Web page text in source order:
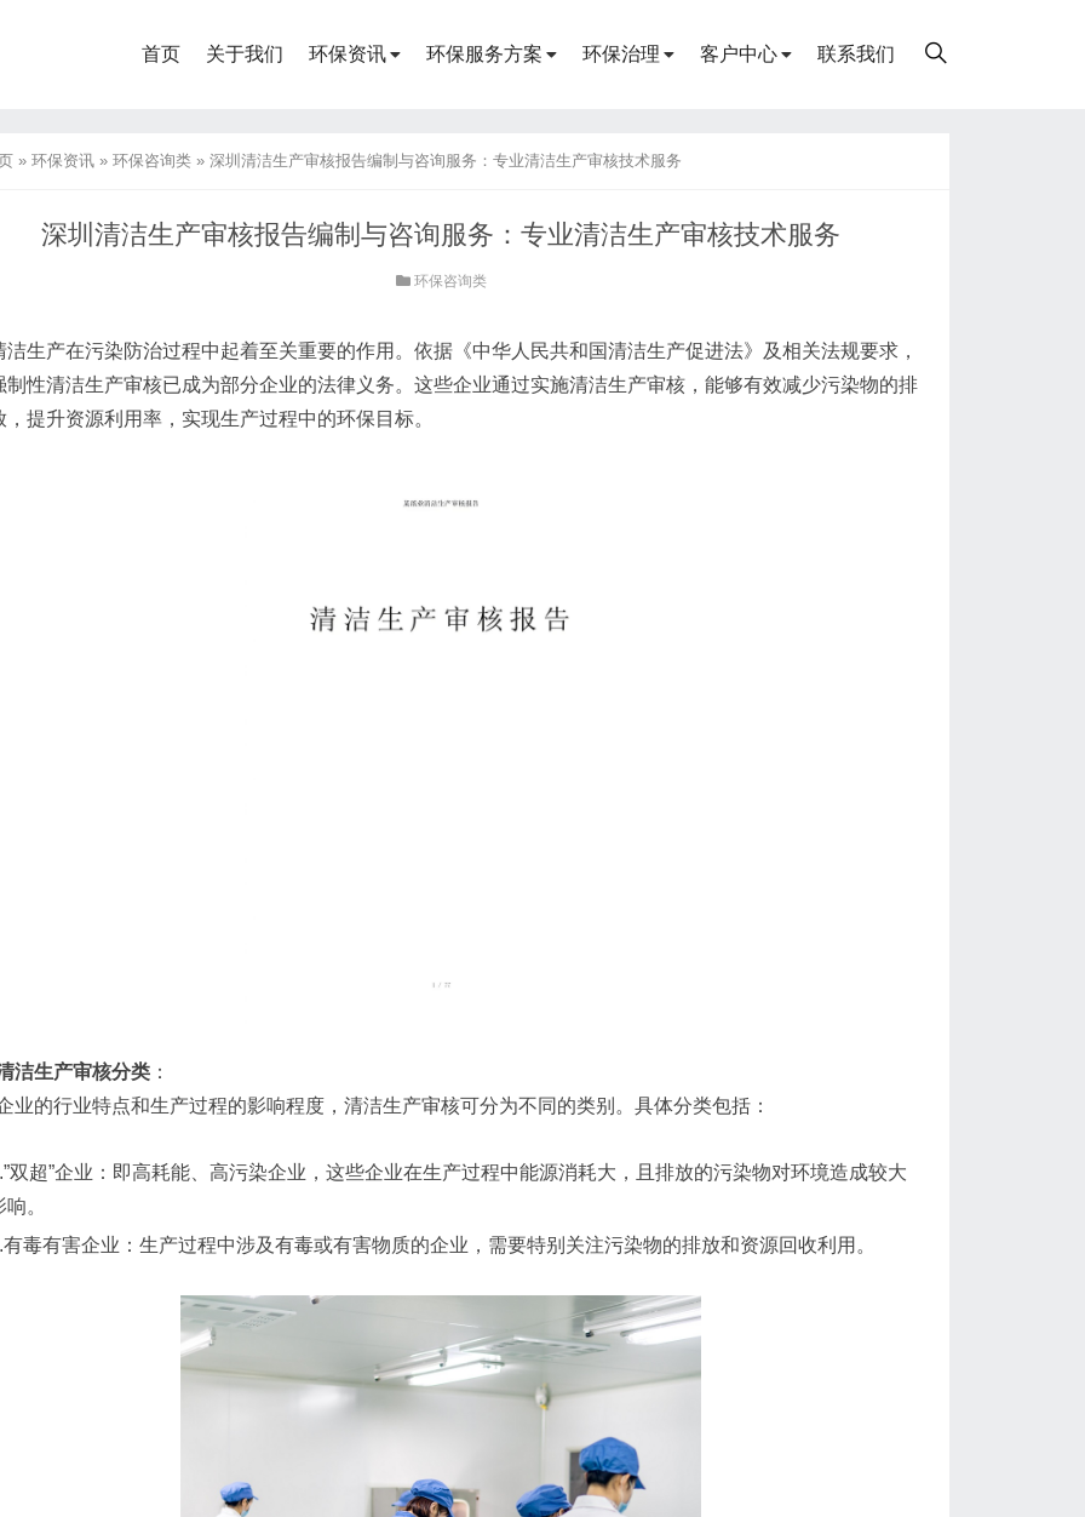
首页 关于我们 环保资讯 环保服务方案 环保治理 客户中心 联系我们
» 环保资讯 » 环保咨询类 » 深圳清洁生产审核报告编制与咨询服务：专业清洁生产审核技术服务
深圳清洁生产审核报告编制与咨询服务：专业清洁生产审核技术服务
环保咨询类
洁生产在污染防治过程中起着至关重要的作用。依据《中华人民共和国清洁生产促进法》及相关法规要求，
制性清洁生产审核已成为部分企业的法律义务。这些企业通过实施清洁生产审核，能够有效减少污染物的排
，提升资源利用率，实现生产过程中的环保目标。
洁生产审核分类 ：
业的行业特点和生产过程的影响程度，清洁生产审核可分为不同的类别。具体分类包括：
双超”企业：即高耗能、高污染企业，这些企业在生产过程中能源消耗大，且排放的污染物对环境造成较大
响。
有毒有害企业：生产过程中涉及有毒或有害物质的企业，需要特别关注污染物的排放和资源回收利用。